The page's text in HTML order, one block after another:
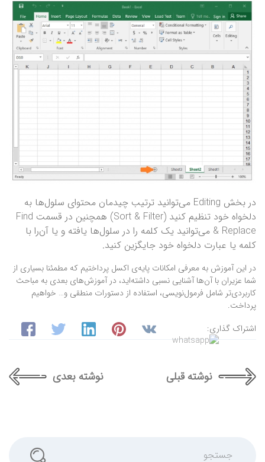
در بخش Editing می‌توانید ترتیب چیدمان محتوای سلول‌ها به
دلخواه خود تنظیم کنید (Sort & Filter) همچنین در قسمت Find
& Replace می‌توانید یک کلمه را در سلول‌ها یافته و یا آن‌را با
کلمه یا عبارت دلخواه خود جایگزین کنید.
در این آموزش به معرفی امکانات پایه‌ی اکسل پرداختیم که مطمئنا بسیاری از
شما عزیران با آن‌ها آشنایی نسبی داشته‌اید، در آموزش‌های بعدی به مباحث
کاربردی‌تر شامل فرمول‌نویسی، استفاده از دستورات منطقی و… خواهیم
پرداخت.
اشتراک گذاری:
نوشته قبلی نوشته بعدی